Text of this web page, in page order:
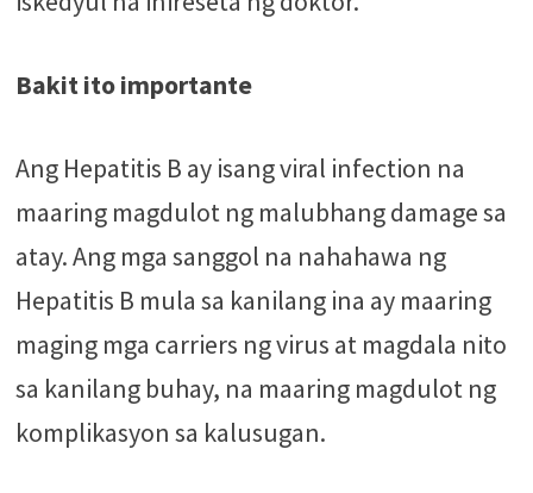
Bakit ito importante
Ang Hepatitis B ay isang viral infection na
maaring magdulot ng malubhang damage sa
atay. Ang mga sanggol na nahahawa ng
Hepatitis B mula sa kanilang ina ay maaring
maging mga carriers ng virus at magdala nito
sa kanilang buhay, na maaring magdulot ng
komplikasyon sa kalusugan.